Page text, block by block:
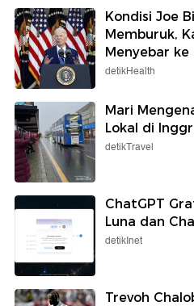
Kondisi Joe
Memburuk,
Menyebar ke
detikHealth
Mari
Lokal di
detikTravel
ChatGPT
Luna dan
detikInet
Trevoh